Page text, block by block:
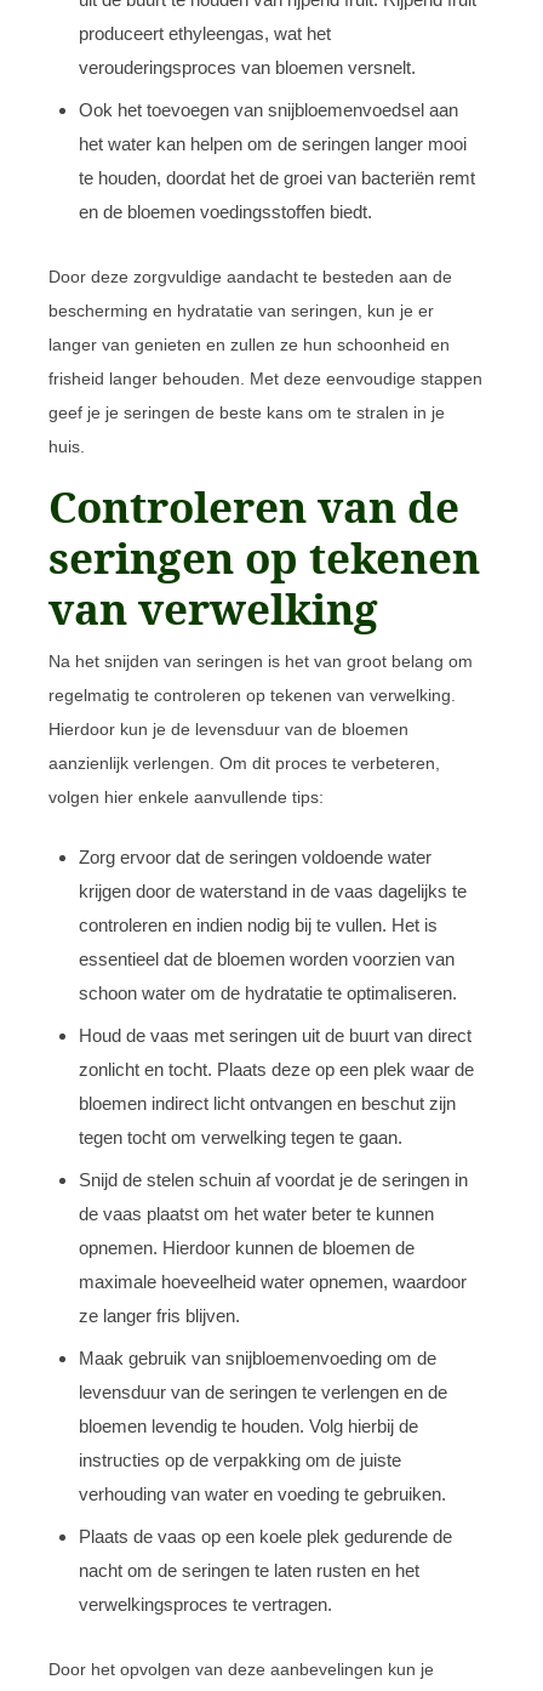
produceert ethyleengas, wat het
verouderingsproces van bloemen versnelt.
Ook het toevoegen van snijbloemenvoedsel aan
het water kan helpen om de seringen langer mooi
te houden, doordat het de groei van bacteriën remt
en de bloemen voedingsstoffen biedt.
Door deze zorgvuldige aandacht te besteden aan de
bescherming en hydratatie van seringen, kun je er
langer van genieten en zullen ze hun schoonheid en
frisheid langer behouden. Met deze eenvoudige stappen
geef je je seringen de beste kans om te stralen in je
huis.
Controleren van de
seringen op tekenen
van verwelking
Na het snijden van seringen is het van groot belang om
regelmatig te controleren op tekenen van verwelking.
Hierdoor kun je de levensduur van de bloemen
aanzienlijk verlengen. Om dit proces te verbeteren,
volgen hier enkele aanvullende tips:
Zorg ervoor dat de seringen voldoende water
krijgen door de waterstand in de vaas dagelijks te
controleren en indien nodig bij te vullen. Het is
essentieel dat de bloemen worden voorzien van
schoon water om de hydratatie te optimaliseren.
Houd de vaas met seringen uit de buurt van direct
zonlicht en tocht. Plaats deze op een plek waar de
bloemen indirect licht ontvangen en beschut zijn
tegen tocht om verwelking tegen te gaan.
Snijd de stelen schuin af voordat je de seringen in
de vaas plaatst om het water beter te kunnen
opnemen. Hierdoor kunnen de bloemen de
maximale hoeveelheid water opnemen, waardoor
ze langer fris blijven.
Maak gebruik van snijbloemenvoeding om de
levensduur van de seringen te verlengen en de
bloemen levendig te houden. Volg hierbij de
instructies op de verpakking om de juiste
verhouding van water en voeding te gebruiken.
Plaats de vaas op een koele plek gedurende de
nacht om de seringen te laten rusten en het
verwelkingsproces te vertragen.
Door het opvolgen van deze aanbevelingen kun je